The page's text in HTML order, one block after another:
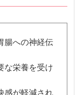
腸への神経伝
な栄養を受け
感が軽減され